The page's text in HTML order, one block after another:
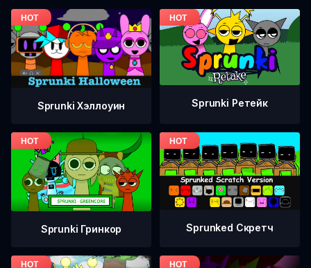
Sprunki Хэллоуин Sprunki Ретейк
Sprunki Гринкор Sprunked Скретч